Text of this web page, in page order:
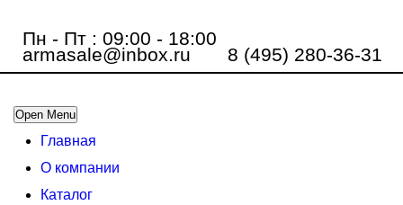
Пн - Пт : 09:00 - 18:00
armasale@inbox.ru 8 (495) 280-36-31
Open Menu
Главная
О компании
Каталог